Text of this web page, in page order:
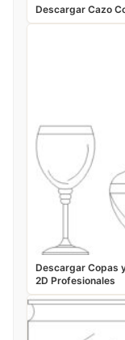
Descargar Cazo
Descargar Copas
2D Profesionales